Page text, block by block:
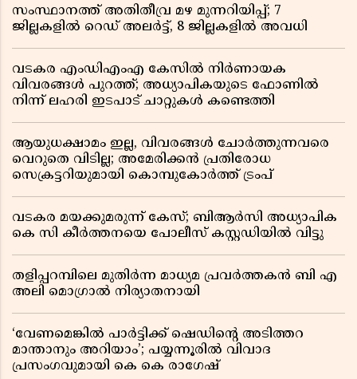
സംസ്ഥാനത്ത് അതിതീവ്ര മഴ മുന്നറിയിപ്പ്; 7
ജില്ലകളിൽ റെഡ് അലർട്ട്, 8 ജില്ലകളിൽ അവധി
വടകര എംഡിഎംഎ കേസിൽ നിർണായക
വിവരങ്ങൾ പുറത്ത്; അധ്യാപികയുടെ ഫോണിൽ
നിന്ന് ലഹരി ഇടപാട് ചാറ്റുകൾ കണ്ടെത്തി
ആയുധക്ഷാമം ഇല്ല, വിവരങ്ങൾ ചോർത്തുന്നവരെ
വെറുതെ വിടില്ല; അമേരിക്കൻ പ്രതിരോധ
സെക്രട്ടറിയുമായി കൊമ്പുകോർത്ത് ട്രംപ്
വടകര മയക്കുമരുന്ന് കേസ്; ബിആർസി അധ്യാപിക
കെ സി കീർത്തനയെ പോലീസ് കസ്റ്റഡിയിൽ വിട്ടു
തളിപ്പറമ്പിലെ മുതിർന്ന മാധ്യമ പ്രവർത്തകൻ ബി എ
അലി മൊഗ്രാൽ നിര്യാതനായി
‘വേണമെങ്കിൽ പാർട്ടിക്ക് ഷെഡിൻ്റെ അടിത്തറ
മാന്താനും അറിയാം’; പയ്യന്നൂരിൽ വിവാദ
പ്രസംഗവുമായി കെ കെ രാഗേഷ്